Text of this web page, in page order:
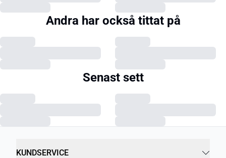
Andra har också tittat på
Senast sett
KUNDSERVICE